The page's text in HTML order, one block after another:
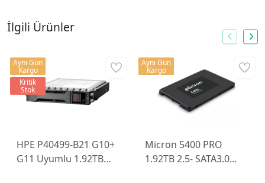
İlgili Ürünler
HPE P40499-B21 G10+
G11 Uyumlu 1.92TB
Aynı Gün
Kargo
Kritik
Stok
Micron 5400 PRO
1.92TB 2.5- SATA3.0
Aynı Gün
Kargo